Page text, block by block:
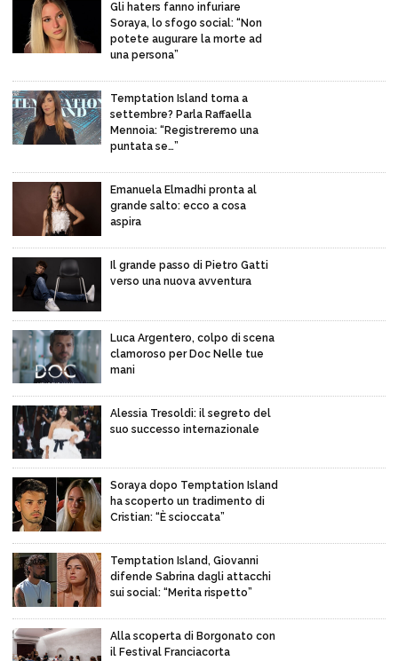
Gli haters fanno infuriare
Soraya, lo sfogo social: “Non
potete augurare la morte ad
una persona”
Temptation Island torna a
settembre? Parla Raffaella
Mennoia: “Registreremo una
puntata se…”
Emanuela Elmadhi pronta al
grande salto: ecco a cosa
aspira
Il grande passo di Pietro Gatti
verso una nuova avventura
Luca Argentero, colpo di scena
clamoroso per Doc Nelle tue
mani
Alessia Tresoldi: il segreto del
suo successo internazionale
Soraya dopo Temptation Island
ha scoperto un tradimento di
Cristian: “È scioccata”
Temptation Island, Giovanni
difende Sabrina dagli attacchi
sui social: “Merita rispetto”
Alla scoperta di Borgonato con
il Festival Franciacorta